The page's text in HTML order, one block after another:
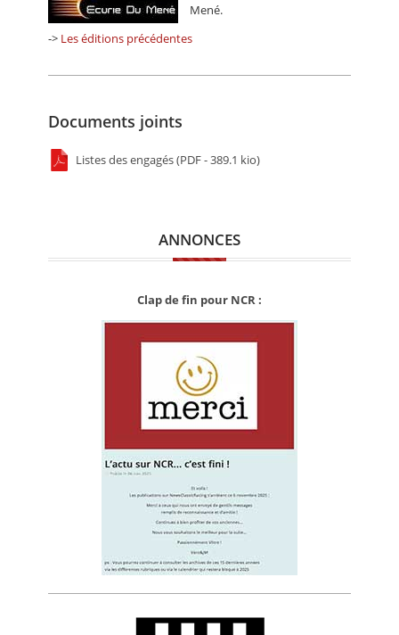
Mené.
-> Les éditions précédentes
Documents joints
Listes des engagés (PDF - 389.1 kio)
ANNONCES
Clap de fin pour NCR :